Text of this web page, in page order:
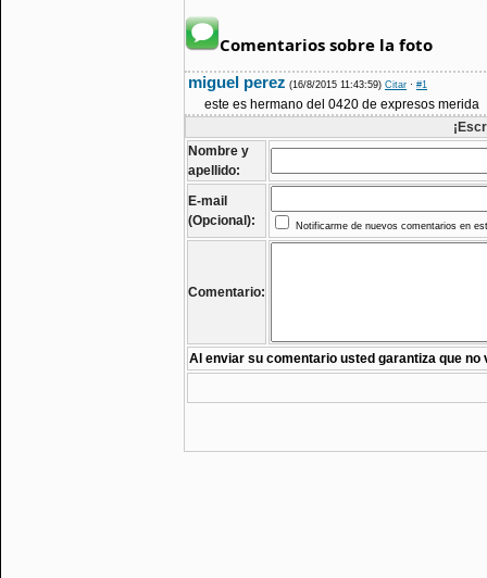
Comentarios sobre la foto
miguel perez (16/8/2015 11:43:59) Citar · #1
este es hermano del 0420 de expresos merida
Nombre y
apellido:
E-mail
(Opcional):
Notificarme de nuevos comentarios en
Comentario:
Al enviar su comentario usted garantiza que no